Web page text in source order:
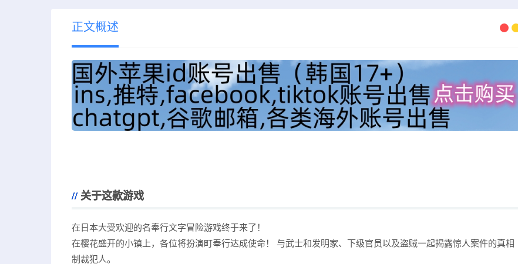
正文概述
关于这款游戏
在日本大受欢迎的名奉行文字冒险游戏终于来了！
在樱花盛开的小镇上，各位将扮演町奉行达成使命！ 与武士和发明家、下级官员以及盗贼一起揭露惊人案件的真相
制裁犯人。